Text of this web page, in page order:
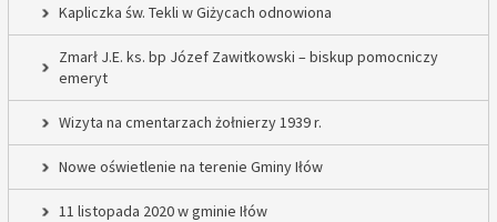
Kapliczka św. Tekli w Giżycach odnowiona
Zmarł J.E. ks. bp Józef Zawitkowski – biskup pomocniczy
emeryt
Wizyta na cmentarzach żołnierzy 1939 r.
Nowe oświetlenie na terenie Gminy Iłów
11 listopada 2020 w gminie Iłów